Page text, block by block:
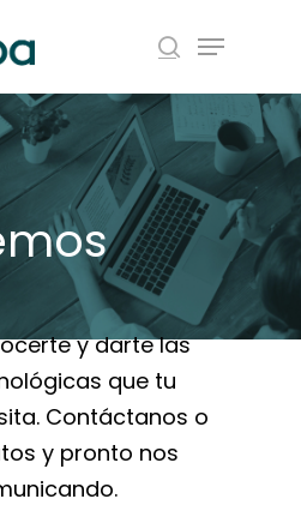
search
Menu
y darte las
que tu
Contáctanos o
y pronto nos
Menu